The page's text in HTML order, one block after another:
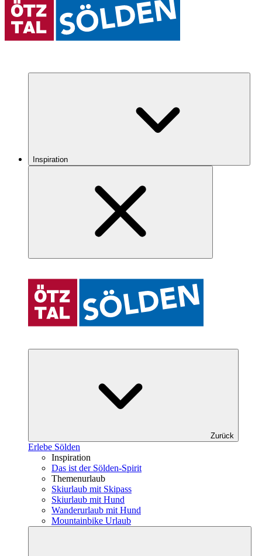
Inspiration
Zurück
Erlebe Sölden
Inspiration
Das ist der Sölden-Spirit
Themenurlaub
Skiurlaub mit Skipass
Skiurlaub mit Hund
Wanderurlaub mit Hund
Mountainbike Urlaub